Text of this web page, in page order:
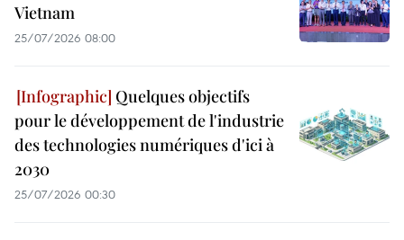
Vietnam
25/07/2026 08:00
Quelques objectifs
pour le développement de l'industrie
des technologies numériques d'ici à
2030
25/07/2026 00:30